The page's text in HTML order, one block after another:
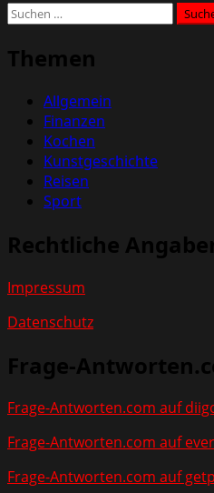
Suchen
Themen
Allgemein
Finanzen
Kochen
Kunstgeschichte
Reisen
Sport
Rechtliche
Impressum
Datenschutz
Frage-
Frage-Antworten.com auf
Frage-Antworten.com auf
Frage-Antworten.com auf